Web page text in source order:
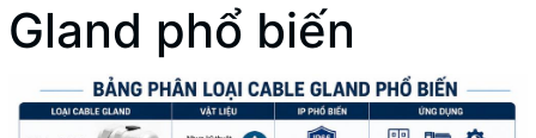
Gland phổ biến